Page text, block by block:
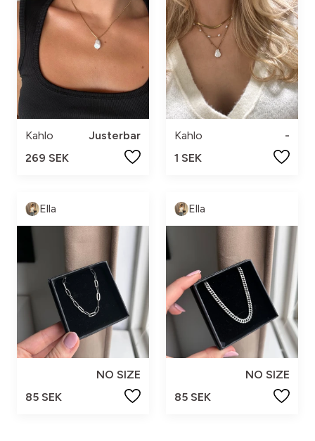
Kahlo
Justerbar
269 SEK
Kahlo
-
1 SEK
Ella
NO SIZE
85 SEK
Ella
NO SIZE
85 SEK